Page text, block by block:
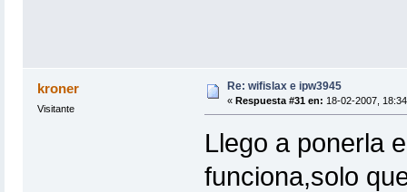
kroner
Visitante
Re: wifislax e ipw3945
« Respuesta #31 en: 18-02-2007,
Llego a ponerla
funciona,solo